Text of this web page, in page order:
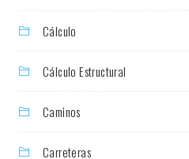
Cálculo
Cálculo Estructural
Caminos
Carreteras